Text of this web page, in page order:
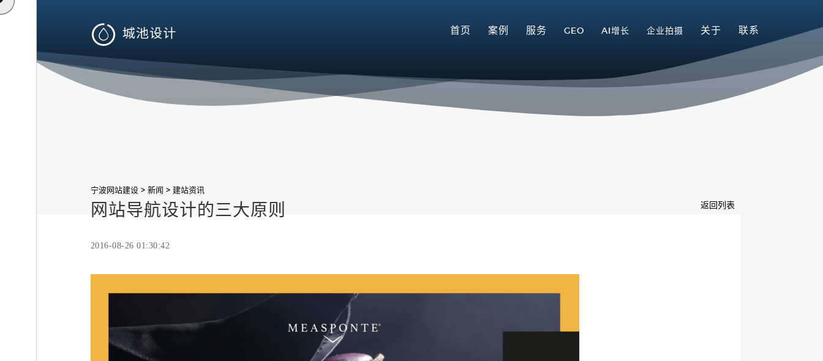
 首页 案例 服务 GEO AI增长 企业拍摄 关于 联系
宁波网站建设> 新闻 > 建站资讯
返回列表
网站导航设计的三大原则
2016-08-26 01:30:42